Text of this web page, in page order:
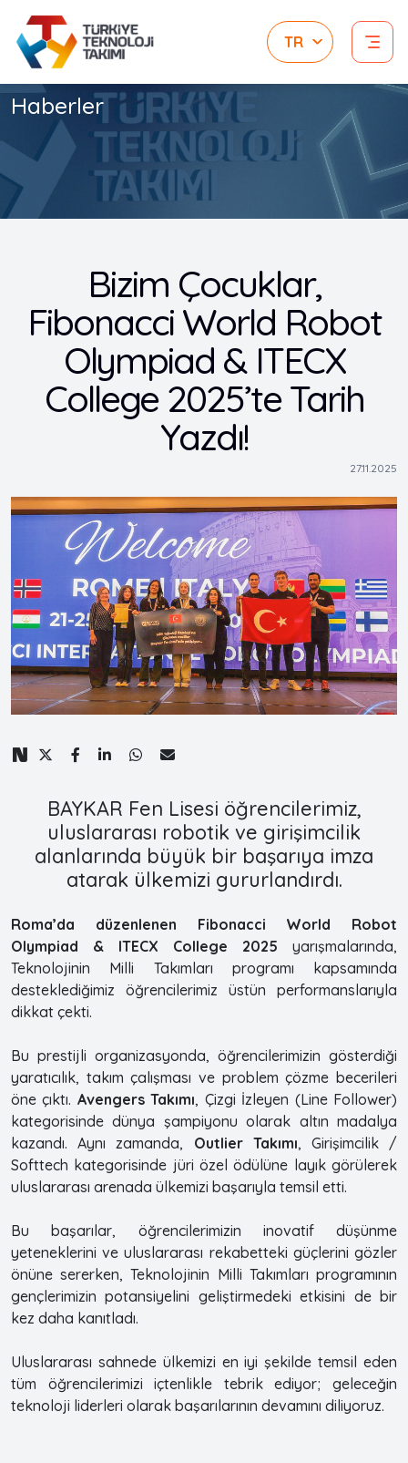
Haberler
Bizim Çocuklar,
Fibonacci World Robot
Olympiad & ITECX
College 2025’te Tarih
Yazdı!
27.11.2025
BAYKAR Fen Lisesi öğrencilerimiz,
uluslararası robotik ve girişimcilik
alanlarında büyük bir başarıya imza
atarak ülkemizi gururlandırdı.
Roma’da düzenlenen Fibonacci World Robot
Olympiad & ITECX College 2025 yarışmalarında,
Teknolojinin Milli Takımları programı kapsamında
desteklediğimiz öğrencilerimiz üstün performanslarıyla
dikkat çekti.
Bu prestijli organizasyonda, öğrencilerimizin gösterdiği
yaratıcılık, takım çalışması ve problem çözme becerileri
öne çıktı. Avengers Takımı, Çizgi İzleyen (Line Follower)
kategorisinde dünya şampiyonu olarak altın madalya
kazandı. Aynı zamanda, Outlier Takımı, Girişimcilik /
Softtech kategorisinde jüri özel ödülüne layık görülerek
uluslararası arenada ülkemizi başarıyla temsil etti.
Bu başarılar, öğrencilerimizin inovatif düşünme
yeteneklerini ve uluslararası rekabetteki güçlerini gözler
önüne sererken, Teknolojinin Milli Takımları programının
gençlerimizin potansiyelini geliştirmedeki etkisini de bir
kez daha kanıtladı.
Uluslararası sahnede ülkemizi en iyi şekilde temsil eden
tüm öğrencilerimizi içtenlikle tebrik ediyor; geleceğin
teknoloji liderleri olarak başarılarının devamını diliyoruz.